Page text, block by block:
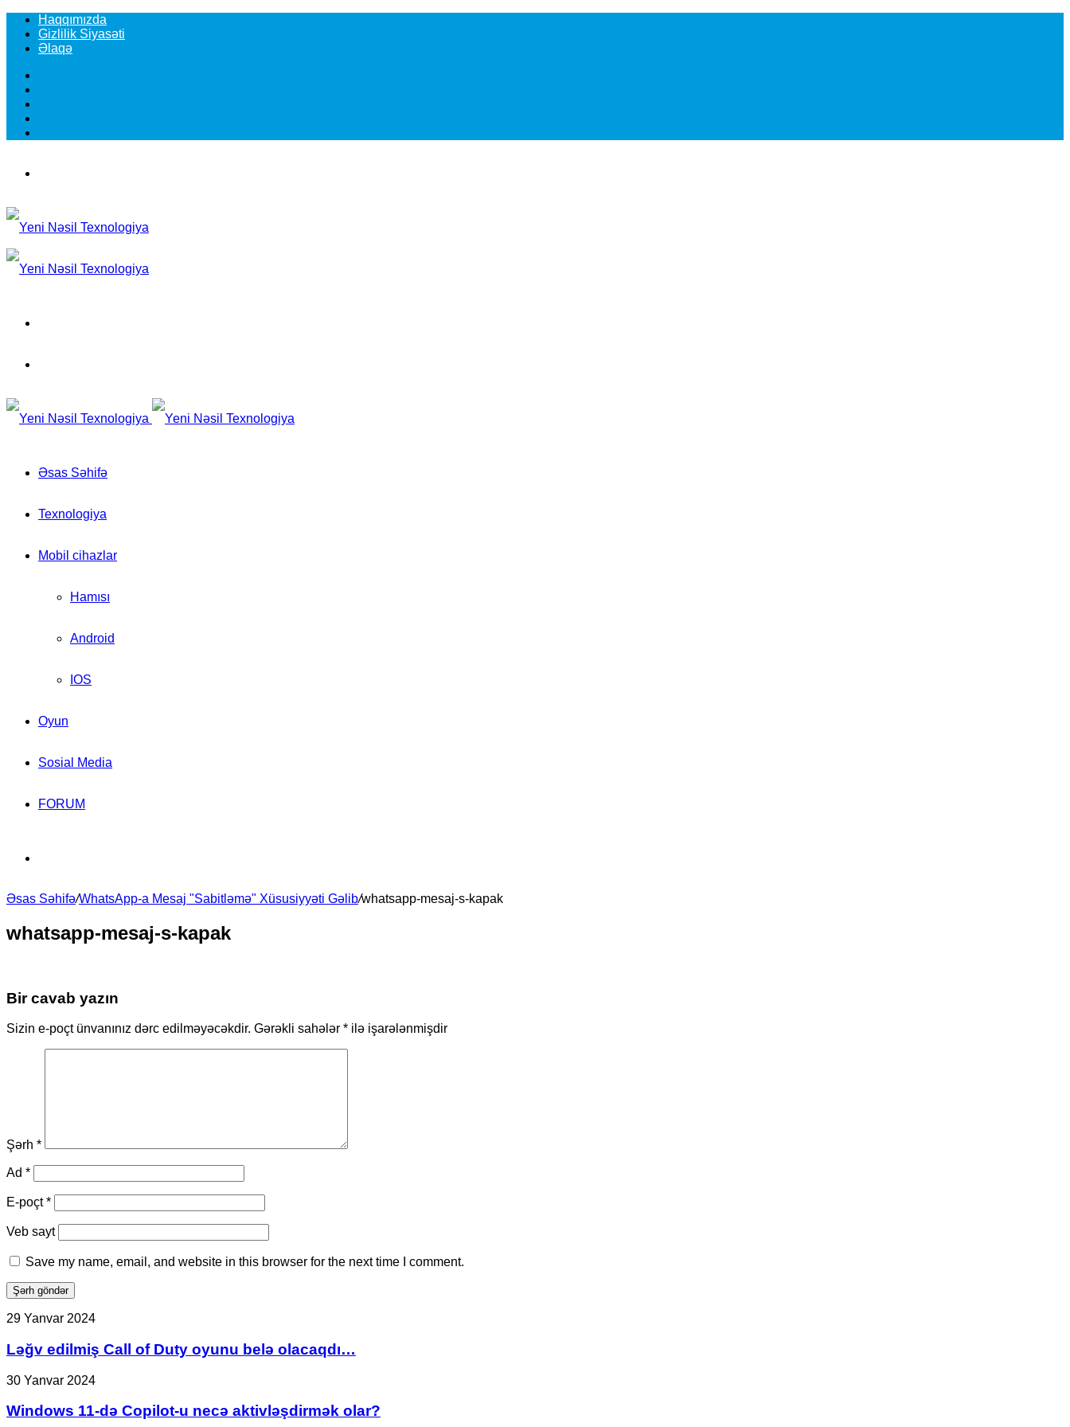
Haqqımızda
Gizlilik Siyasəti
Əlaqə
Əsas Səhifə
Texnologiya
Mobil cihazlar
Hamısı
Android
IOS
Oyun
Sosial Media
FORUM
for
Əsas Səhifə/WhatsApp-a Mesaj "Sabitləmə" Xüsusiyyəti Gəlib/whatsapp-mesaj-s-kapak
whatsapp-mesaj-s-kapak
Bir cavab yazın
Sizin e-poçt ünvanınız dərc edilməyəcəkdir. Gərəkli sahələr * ilə işarələnmişdir
Şərh *
Ad *
E-poçt*
Veb sayt
Save my name, email, and website in this browser for the next time I comment.
Ləğv
Call
of
Duty
oyunu
belə
olacaqdı…
29 Yanvar 2024
Ləğv edilmiş Call of Duty oyunu belə olacaqdı…
Windows
də
30 Yanvar 2024
Windows 11-də Copilot-u necə aktivləşdirmək olar?